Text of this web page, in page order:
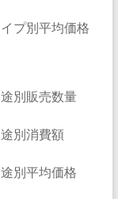
プ別平均価格
別販売数量
別消費額
別平均価格